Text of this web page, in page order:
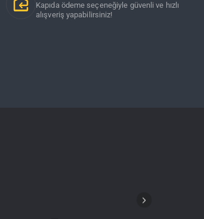
Kapıda ödeme seçeneğiyle güvenli ve hızlı
alışveriş yapabilirsiniz!